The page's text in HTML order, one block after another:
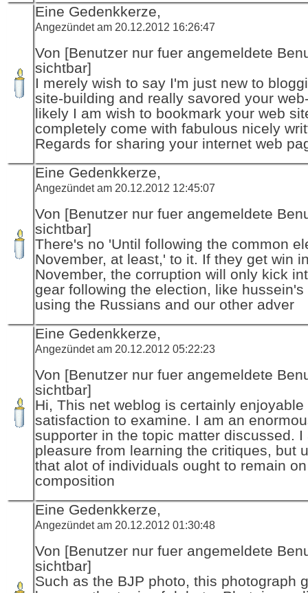
Eine Gedenkkerze,
Angezündet am 20.12.2012 16:26:47
Von [Benutzer nur fuer angemeldete
sichtbar]
I merely wish to say I'm just new to
site-building and really savored your
likely I am wish to bookmark your web
completely come with fabulous nicely
Regards for sharing your internet web
Eine Gedenkkerze,
Angezündet am 20.12.2012 12:45:07
Von [Benutzer nur fuer angemeldete
sichtbar]
There's no 'Until following the common
November, at least,' to it. If they get win
November, the corruption will only kick
gear following the election, like hussein's
using the Russians and our other adver
Eine Gedenkkerze,
Angezündet am 20.12.2012 05:22:23
Von [Benutzer nur fuer angemeldete
sichtbar]
Hi, This net weblog is certainly enjoyable
satisfaction to examine. I am an
supporter in the topic matter discussed. I
pleasure from learning the critiques, but
that alot of individuals ought to remain on
composition
Eine Gedenkkerze,
Angezündet am 20.12.2012 01:30:48
Von [Benutzer nur fuer angemeldete
sichtbar]
Such as the BJP photo, this photograph